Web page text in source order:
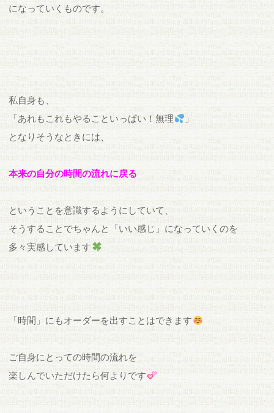
になっていくものです。
私自身も、
「あれもこれもやることいっぱい！無理
」
となりそうなときには、
本来の自分の時間の流れに戻る
ということを意識するようにしていて、
そうすることでちゃんと「いい感じ」になっていくのを
多々実感しています
「時間」にもオーダーを出すことはできます
ご自身にとっての時間の流れを
楽しんでいただけたら何よりです